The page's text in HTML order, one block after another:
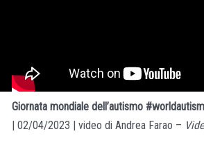
Giornata mondiale dell’autismo
| 02/04/2023 | video di Andrea Farao –